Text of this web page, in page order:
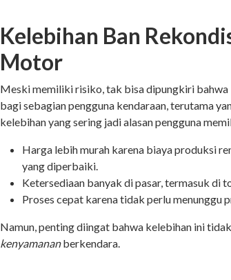
Kelebihan Ban
Motor
Meski memiliki risiko, tak bisa dipungkiri
bagi sebagian pengguna kendaraan, terutama
kelebihan yang sering jadi alasan pengguna
Harga lebih murah karena biaya produksi
yang diperbaiki.
Ketersediaan banyak di pasar, termasuk di
Proses cepat karena tidak perlu menunggu
Namun, penting diingat bahwa kelebihan ini
kenyamananberkendara.